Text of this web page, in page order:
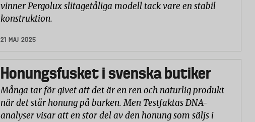
vinner Pergolux slitagetåliga modell tack vare en stabil
konstruktion.
21 MAJ 2025
Honungsfusket i svenska butiker
Många tar för givet att det är en ren och naturlig produkt
när det står honung på burken. Men Testfaktas DNA-
analyser visar att en stor del av den honung som säljs i